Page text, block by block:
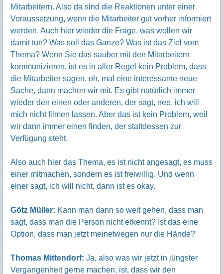
Mitarbeitern. Also da sind die Reaktionen unter einer
Voraussetzung, wenn die Mitarbeiter gut vorher informiert
werden. Auch hier wieder die Frage, was wollen wir
damit tun? Was soll das Ganze? Was ist das Ziel vom
Thema? Wenn Sie das sauber mit den Mitarbeitern
kommunizieren, ist es in aller Regel kein Problem, dass
die Mitarbeiter sagen, oh, mal eine interessante neue
Sache, dann machen wir mit. Es gibt natürlich immer
wieder den einen oder anderen, der sagt, nee, ich will
mich nicht filmen lassen. Aber das ist kein Problem, weil
wir dann immer einen finden, der stattdessen zur
Verfügung steht.
Also auch hier das Thema, es ist nicht angesagt, es muss
einer mitmachen, sondern es ist freiwillig. Und wenn
einer sagt, ich will nicht, dann ist es okay.
Götz Müller: Kann man dann so weit gehen, dass man
sagt, dass man die Person nicht erkennt? Ist das eine
Option, dass man jetzt meinetwegen nur die Hände?
Thomas Mittendorf: Ja, also was wir jetzt in jüngster
Vergangenheit gerne machen, ist, dass wir den